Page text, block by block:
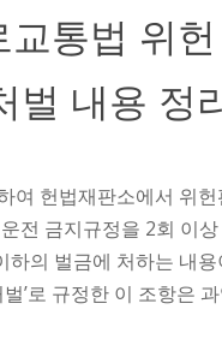
통법 위
벌 내용 정
헌법재판소에서 위
전 금지규정을 2회 이
의 벌금에 처하는 내
’로 규정한 이 조항은